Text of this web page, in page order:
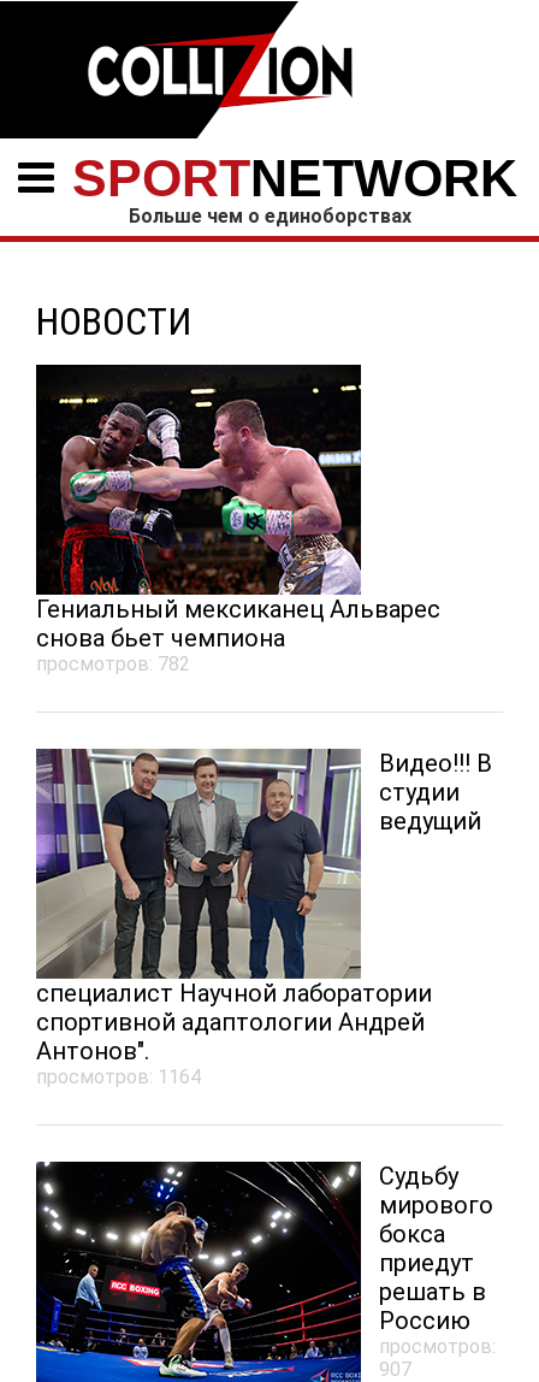
SPORTNETWORK
Больше чем о единоборствах
НОВОСТИ
Гениальный мексиканец Альварес
снова бьет чемпиона
просмотров: 782
Видео!!! В
студии
ведущий
специалист Научной лаборатории
спортивной адаптологии Андрей
Антонов".
просмотров: 1164
Судьбу
мирового
бокса
приедут
решать в
Россию
просмотров:
907